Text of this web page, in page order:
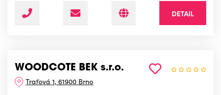
DETAIL
WOODCOTE BEK s.r.o.
Traťová 1, 61900 Brno